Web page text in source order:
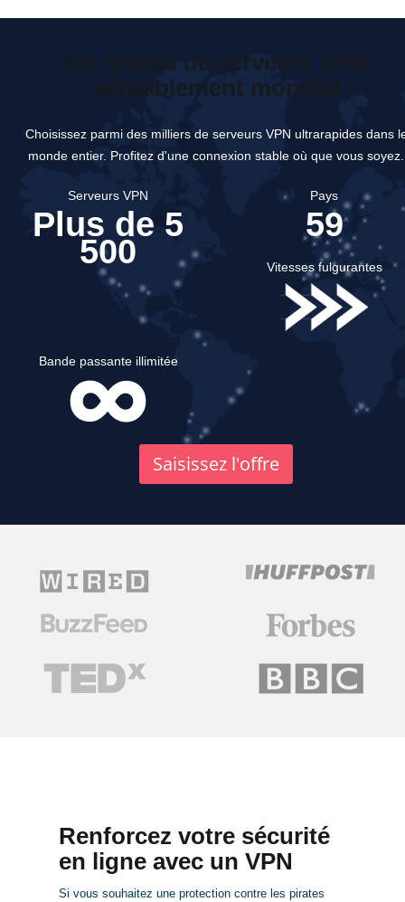
Un réseau de serveurs VPN
véritablement mondial
Choisissez parmi des milliers de serveurs VPN ultrarapides dans
monde entier. Profitez d'une connexion stable où que vous soyez.
Serveurs VPN
Plus de 5
500
Pays
59
Vitesses fulgurantes
Bande passante illimitée
Saisissez l'offre
Renforcez votre sécurité
en ligne avec un VPN
Si vous souhaitez une protection contre les pirates